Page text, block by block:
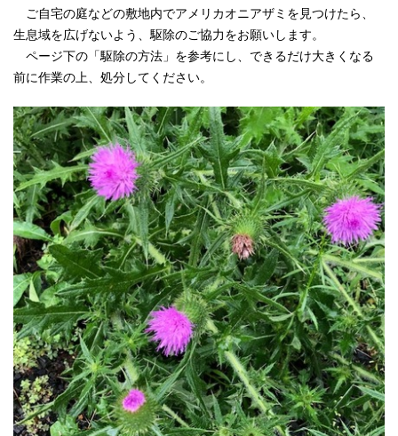
ご自宅の庭などの敷地内でアメリカオニアザミを見つけたら、
生息域を広げないよう、駆除のご協力をお願いします。
ページ下の「駆除の方法」を参考にし、できるだけ大きくなる
前に作業の上、処分してください。